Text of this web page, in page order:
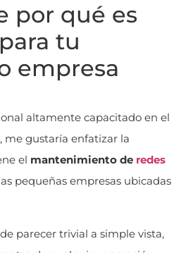
por qué es
tu
empresa
altamente capacitado en el
me gustaría enfatizar la
el mantenimiento de redes
pequeñas empresas ubicadas
parecer trivial a simple vista,